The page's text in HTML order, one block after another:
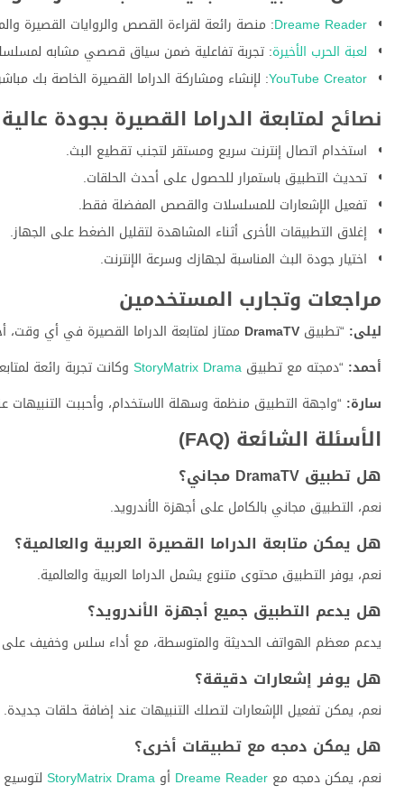
Dreame Reader: منصة رائعة لقراءة القصص والروايات القصيرة
لعبة الحرب الأخيرة: تجربة تفاعلية ضمن سياق قصصي مشابه
YouTube Creator: لإنشاء ومشاركة الدراما القصيرة الخاصة بك
نصائح لمتابعة الدراما القصيرة بجودة عالية
استخدام اتصال إنترنت سريع ومستقر لتجنب تقطيع البث.
تحديث التطبيق باستمرار للحصول على أحدث الحلقات.
تفعيل الإشعارات للمسلسلات والقصص المفضلة فقط.
إغلاق التطبيقات الأخرى أثناء المشاهدة لتقليل الضغط على الجهاز.
اختيار جودة البث المناسبة لجهازك وسرعة الإنترنت.
مراجعات وتجارب المستخدمين
ليلى: “تطبيق DramaTV ممتاز لمتابعة الدراما القصيرة في أي
أحمد: “دمجته مع تطبيق StoryMatrix Drama وكانت تجربة رائعة
سارة: “واجهة التطبيق منظمة وسهلة الاستخدام، وأحببت التنبيهات
الأسئلة الشائعة (FAQ)
هل تطبيق DramaTV مجاني؟
نعم، التطبيق مجاني بالكامل على أجهزة الأندرويد.
هل يمكن متابعة الدراما القصيرة العربية والعالمية؟
نعم، يوفر التطبيق محتوى متنوع يشمل الدراما العربية والعالمية.
هل يدعم التطبيق جميع أجهزة الأندرويد؟
يدعم معظم الهواتف الحديثة والمتوسطة، مع أداء سلس وخفيف على
هل يوفر إشعارات دقيقة؟
نعم، يمكن تفعيل الإشعارات لتصلك التنبيهات عند إضافة حلقات جديدة.
هل يمكن دمجه مع تطبيقات أخرى؟
نعم، يمكن دمجه مع Dreame Reader أو StoryMatrix Drama